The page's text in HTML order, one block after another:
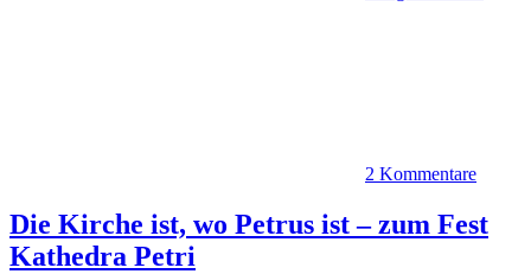
2 Kommentare
Die Kirche ist, wo Petrus ist – zum Fest
Kathedra Petri